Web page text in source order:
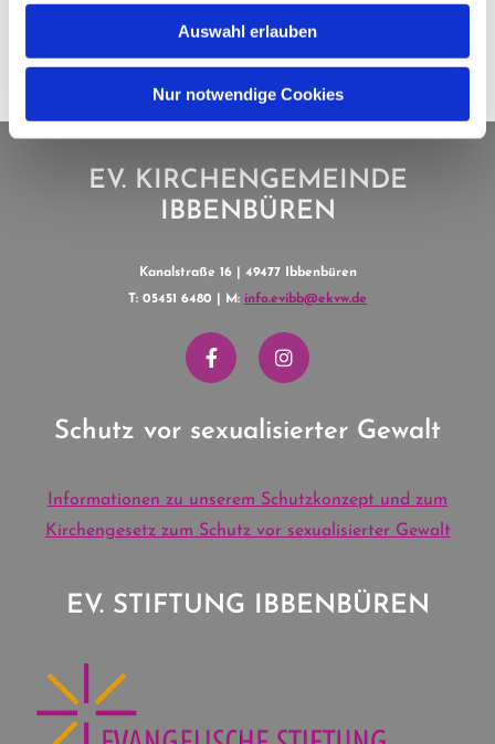
Auswahl erlauben
Nur notwendige Cookies
EV. KIRCHENGEMEINDE
IBBENBÜREN
Kanalstraße 16 | 49477 Ibbenbüren
T: 05451 6480 | M: info.evibb@ekvw.de
Schutz vor sexualisierter Gewalt
Informationen zu unserem Schutzkonzept und zum
Kirchengesetz zum Schutz vor sexualisierter Gewalt
EV. STIFTUNG IBBENBÜREN